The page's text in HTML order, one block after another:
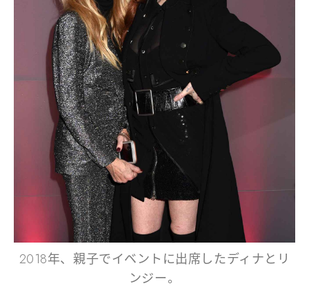
2018年、親子でイベントに出席したディナとリ
ンジー。